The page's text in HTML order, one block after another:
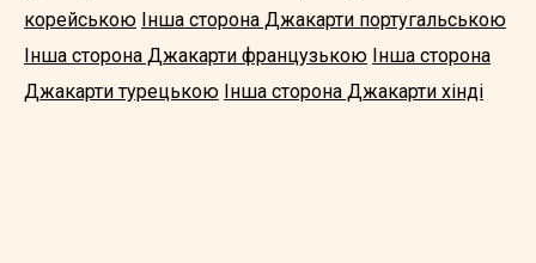
корейською Інша сторона Джакарти португальською
Інша сторона Джакарти французькою Інша сторона
Джакарти турецькою Інша сторона Джакарти хінді